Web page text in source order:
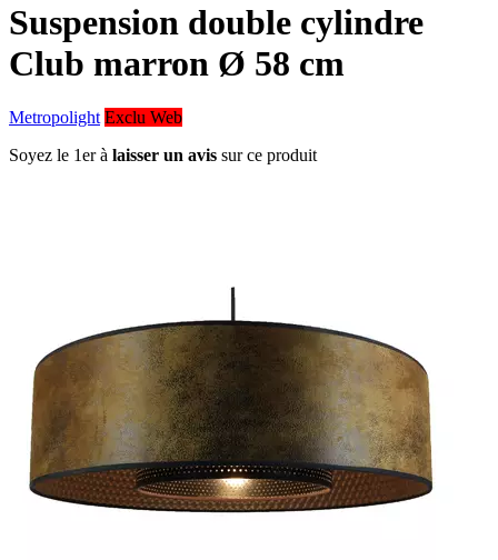
Suspension double cylindre
Club marron Ø 58 cm
Metropolight Exclu Web
Soyez le 1er à laisser un avis sur ce produit